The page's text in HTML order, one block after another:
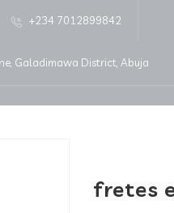
+234 7012899842
Galadimawa District, Abuja
fretes